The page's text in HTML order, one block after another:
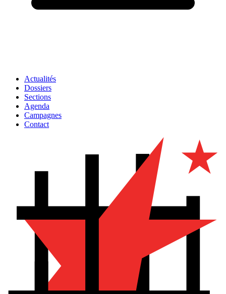
Actualités
Dossiers
Sections
Agenda
Campagnes
Contact